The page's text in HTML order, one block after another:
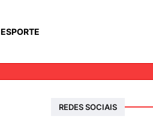
ESPORTE
REDES SOCIAIS